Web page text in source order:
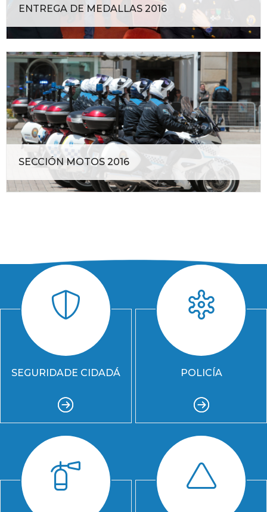
ENTREGA DE MEDALLAS 2016
SECCIÓN MOTOS 2016
SEGURIDADE CIDADÁ POLICÍA